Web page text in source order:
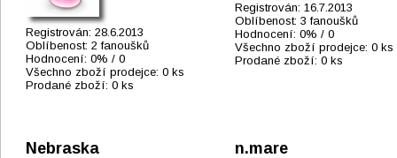
Registrován: 28.6.2013
Oblíbenost: 2 fanoušků
Hodnocení: 0% / 0
Všechno zboží prodejce: 0 ks
Prodané zboží: 0 ks
Registrován: 16.7.2013
Oblíbenost: 3 fanoušků
Hodnocení: 0% / 0
Všechno zboží prodejce: 0 ks
Prodané zboží: 0 ks
Nebraska n.mare